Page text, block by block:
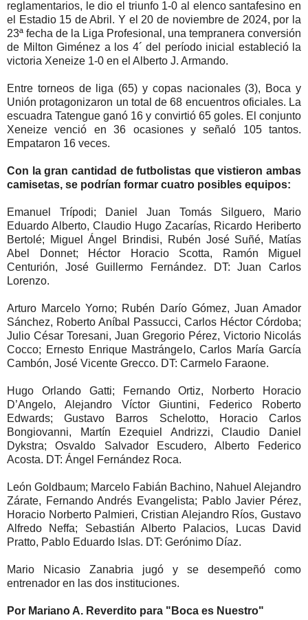
reglamentarios, le dio el triunfo 1-0 al elenco santafesino en
el Estadio 15 de Abril. Y el 20 de noviembre de 2024, por la
23ª fecha de la Liga Profesional, una tempranera conversión
de Milton Giménez a los 4´ del período inicial estableció la
victoria Xeneize 1-0 en el Alberto J. Armando.
Entre torneos de liga (65) y copas nacionales (3), Boca y
Unión protagonizaron un total de 68 encuentros oficiales. La
escuadra Tatengue ganó 16 y convirtió 65 goles. El conjunto
Xeneize venció en 36 ocasiones y señaló 105 tantos.
Empataron 16 veces.
Con la gran cantidad de futbolistas que vistieron ambas
camisetas, se podrían formar cuatro posibles equipos:
Emanuel Trípodi; Daniel Juan Tomás Silguero, Mario
Eduardo Alberto, Claudio Hugo Zacarías, Ricardo Heriberto
Bertolé; Miguel Ángel Brindisi, Rubén José Suñé, Matías
Abel Donnet; Héctor Horacio Scotta, Ramón Miguel
Centurión, José Guillermo Fernández. DT: Juan Carlos
Lorenzo.
Arturo Marcelo Yorno; Rubén Darío Gómez, Juan Amador
Sánchez, Roberto Aníbal Passucci, Carlos Héctor Córdoba;
Julio César Toresani, Juan Gregorio Pérez, Victorio Nicolás
Cocco; Ernesto Enrique Mastrángelo, Carlos María García
Cambón, José Vicente Grecco. DT: Carmelo Faraone.
Hugo Orlando Gatti; Fernando Ortiz, Norberto Horacio
D’Angelo, Alejandro Víctor Giuntini, Federico Roberto
Edwards; Gustavo Barros Schelotto, Horacio Carlos
Bongiovanni, Martín Ezequiel Andrizzi, Claudio Daniel
Dykstra; Osvaldo Salvador Escudero, Alberto Federico
Acosta. DT: Ángel Fernández Roca.
León Goldbaum; Marcelo Fabián Bachino, Nahuel Alejandro
Zárate, Fernando Andrés Evangelista; Pablo Javier Pérez,
Horacio Norberto Palmieri, Cristian Alejandro Ríos, Gustavo
Alfredo Neffa; Sebastián Alberto Palacios, Lucas David
Pratto, Pablo Eduardo Islas. DT: Gerónimo Díaz.
Mario Nicasio Zanabria jugó y se desempeñó como
entrenador en las dos instituciones.
Por Mariano A. Reverdito para "Boca es Nuestro"